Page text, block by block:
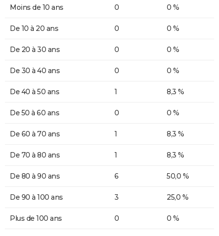
Moins de 10 ans 0 0 %
De 10 à 20 ans 0 0 %
De 20 à 30 ans 0 0 %
De 30 à 40 ans 0 0 %
De 40 à 50 ans 1 8,3 %
De 50 à 60 ans 0 0 %
De 60 à 70 ans 1 8,3 %
De 70 à 80 ans 1 8,3 %
De 80 à 90 ans 6 50,0 %
De 90 à 100 ans 3 25,0 %
Plus de 100 ans 0 0 %